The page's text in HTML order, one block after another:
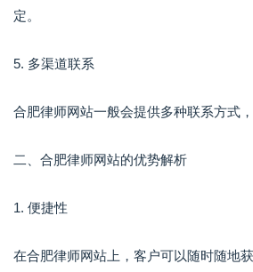
定。
5. 多渠道联系
合肥律师网站一般会提供多种联系方式
二、合肥律师网站的优势解析
1. 便捷性
在合肥律师网站上，客户可以随时随地